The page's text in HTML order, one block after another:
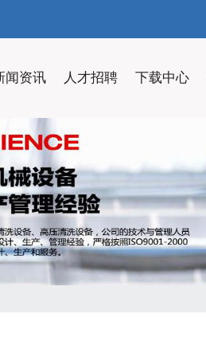
闻资讯 人才招聘 下载中心